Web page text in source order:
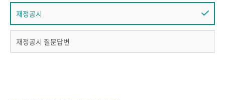
재정공시
재정공시 질문답변